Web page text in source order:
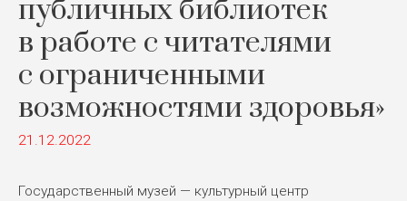
публичных библиотек
в работе с читателями
с ограниченными
возможностями здоровья»
21.12.2022
Государственный музей — культурный центр